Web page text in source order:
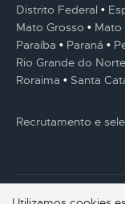
Distrito Federal
Mato Grosso
Mato
Paraíba
Paraná
Rio Grande do Norte
Roraima
Santa
Recrutamento e